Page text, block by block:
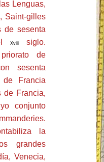
Lenguas,
Saint-gilles
de sesenta
Xviii
siglo.
de
sesenta
de Francia
de Francia,
conjunto
la
grandes
Venecia,